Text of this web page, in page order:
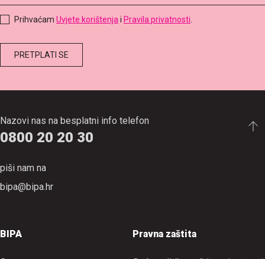
Nazovi nas na besplatni info telefon
0800 20 20 30
piši nam na
bipa@bipa.hr
BIPA Pravna zaštita
Prihvaćam Uvjete korištenja i Pravila privatnosti